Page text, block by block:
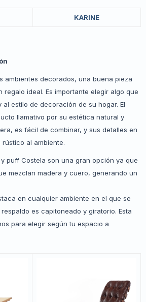
KARINE
ambientes decorados, una buena pieza
regalo ideal. Es importante elegir algo que
estilo de decoración de su hogar. El
llamativo por su estética natural y
es fácil de combinar, y sus detalles en
al ambiente.
puff Costela son una gran opción ya que
mezclan madera y cuero, generando un
en cualquier ambiente en el que se
es capitoneado y giratorio. Esta
para elegir según tu espacio a